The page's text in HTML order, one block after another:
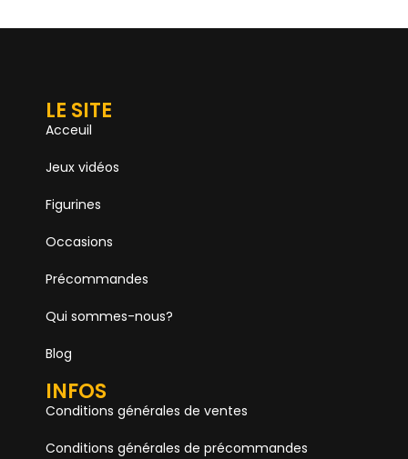
LE SITE
Acceuil
Jeux vidéos
Figurines
Occasions
Précommandes
Qui sommes-nous?
Blog
INFOS
Conditions générales de ventes
Conditions générales de précommandes